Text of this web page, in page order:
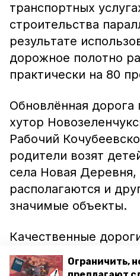
Ограничить,
транспортных
строительства
результате
дорожное полотно
практически на 80
Обновлённая дорога
хутор
Рабочий
родители возят
села Новая
располагаются и
значимые объекты.
Качественные
появляются на
реализации краевой